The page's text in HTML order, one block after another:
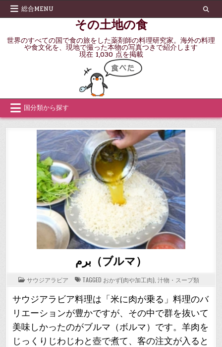
Skip
総合MENU
その土地の食
世界のすべての国で食の旅をした薬剤師の料理研究家。海外の料理
や食文化を、現地で撮った本物の写真つきで紹介します
現在 1,030 点を掲載
国分類から探す
برم（ブルマ）
POSTED
IN
サウジアラビア TAGGED おかず(肉や加工肉) 汁物・スープ類
サウジアラビア料理は「米に肉が乗る」料理のバ
リエーションが豊かですが、その中で群を抜いて
美味しかったのがブルマ（ボルマ）です。羊肉を
じっくりじわじわと壺で煮て、客の注文が入ると